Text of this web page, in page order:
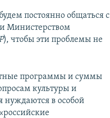
постоянно общаться с
Министерством
), чтобы эти проблемы не
программы и суммы
культуры и
нуждаются в особой